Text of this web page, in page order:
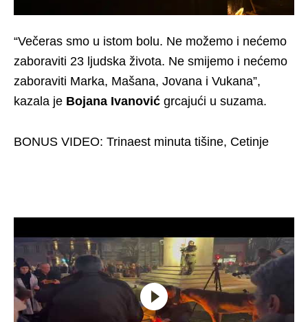
“Večeras smo u istom bolu. Ne možemo i nećemo
zaboraviti 23 ljudska života. Ne smijemo i nećemo
zaboraviti Marka, Mašana, Jovana i Vukana”,
kazala je Bojana Ivanović grcajući u suzama.
BONUS VIDEO: Trinaest minuta tišine, Cetinje